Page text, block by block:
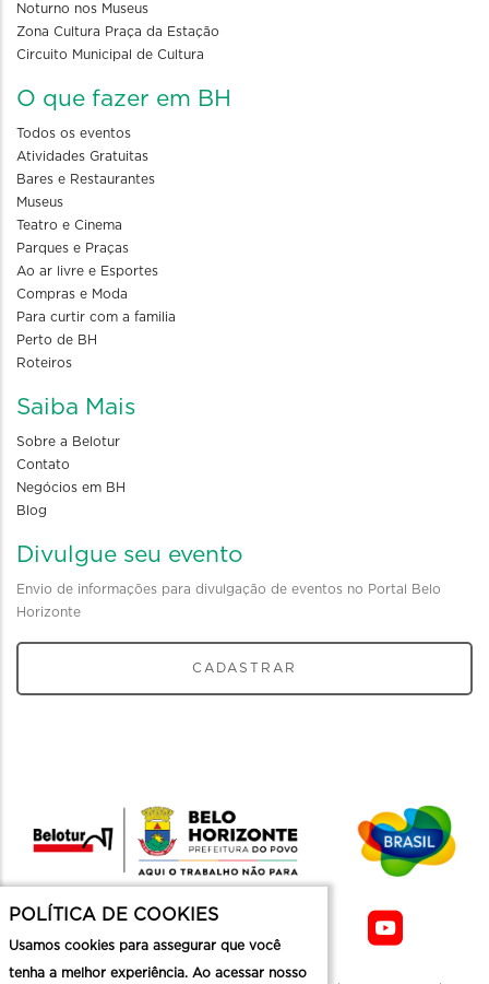
Noturno nos Museus
Zona Cultura Praça da Estação
Circuito Municipal de Cultura
O que fazer em BH
Todos os eventos
Atividades Gratuitas
Bares e Restaurantes
Museus
Teatro e Cinema
Parques e Praças
Ao ar livre e Esportes
Compras e Moda
Para curtir com a familia
Perto de BH
Roteiros
Saiba Mais
Sobre a Belotur
Contato
Negócios em BH
Blog
Divulgue seu evento
Envio de informações para divulgação de eventos no Portal Belo
Horizonte
CADASTRAR
POLÍTICA DE COOKIES
Usamos cookies para assegurar que você
tenha a melhor experiência. Ao acessar nosso